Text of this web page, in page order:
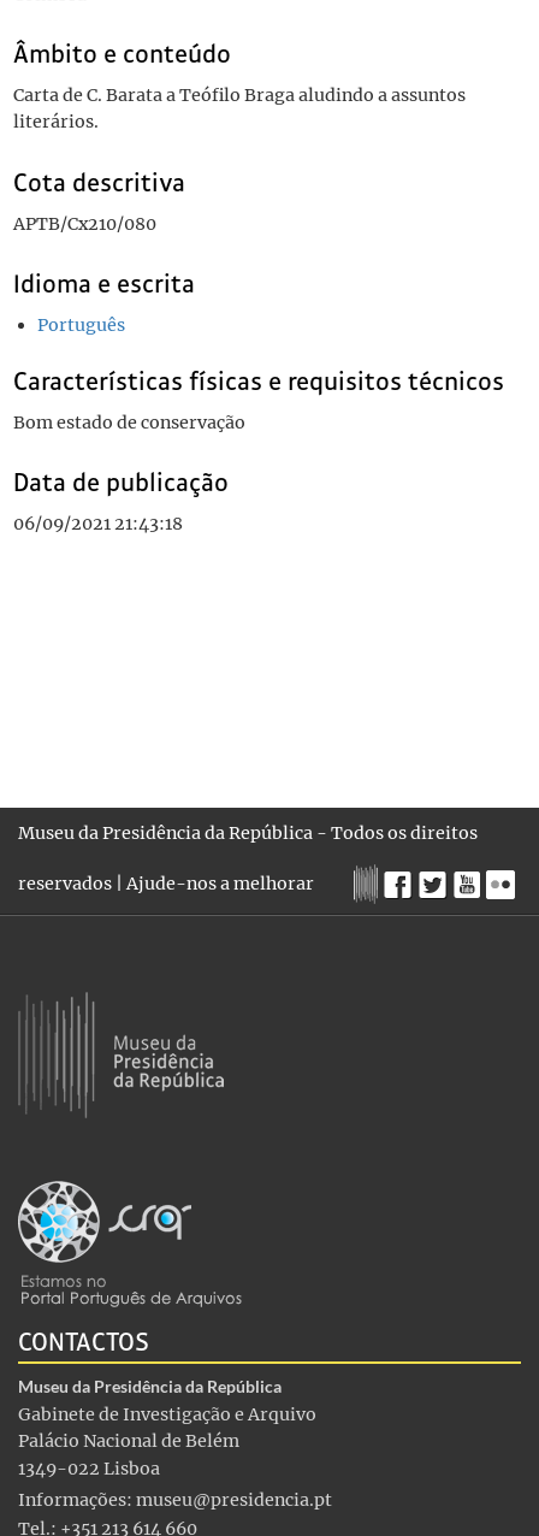
Âmbito e conteúdo
Carta de C. Barata a Teófilo Braga aludindo a assuntos
literários.
Cota descritiva
APTB/Cx210/080
Idioma e escrita
Português
Características físicas e requisitos técnicos
Bom estado de conservação
Data de publicação
06/09/2021 21:43:18
Museu da Presidência da República - Todos os direitos
reservados |Ajude-nos a melhorar
CONTACTOS
Museu da Presidência da República
Gabinete de Investigação e Arquivo
Palácio Nacional de Belém
1349-022 Lisboa
Informações: museu@presidencia.pt
Tel.: +351 213 614 660